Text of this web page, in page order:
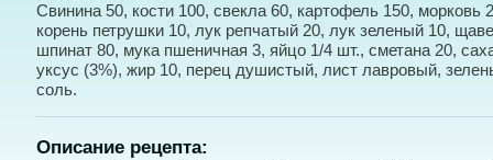
Свинина 50, кости 100, свекла 60, картофель 150, морковь
корень петрушки 10, лук репчатый 20, лук зеленый 10,
шпинат 80, мука пшеничная 3, яйцо 1/4 шт., сметана 20,
уксус (3%), жир 10, перец душистый, лист лавровый,
соль.
Описание рецепта: